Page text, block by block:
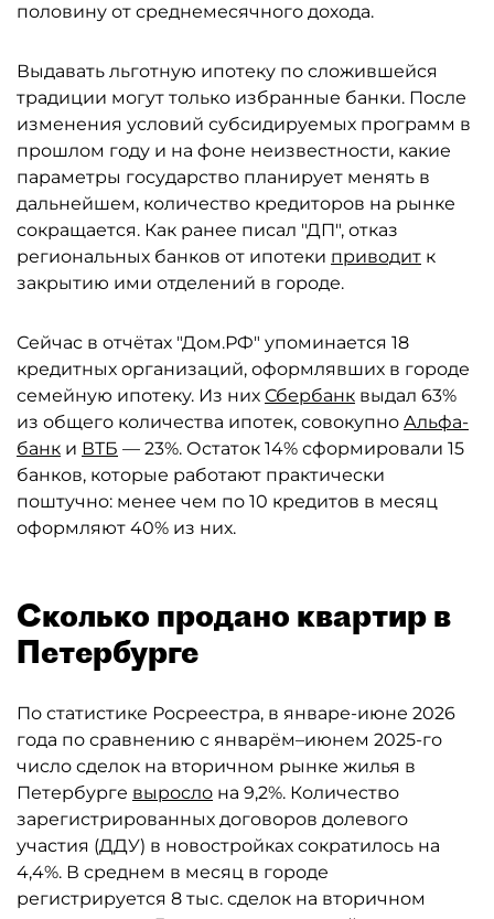
половину от среднемесячного дохода.
Выдавать льготную ипотеку по сложившейся
традиции могут только избранные банки. После
изменения условий субсидируемых программ в
прошлом году и на фоне неизвестности, какие
параметры государство планирует менять в
дальнейшем, количество кредиторов на рынке
сокращается. Как ранее писал "ДП", отказ
региональных банков от ипотеки приводит к
закрытию ими отделений в городе.
Сейчас в отчётах "Дом.РФ" упоминается 18
кредитных организаций, оформлявших в городе
семейную ипотеку. Из них Сбербанк выдал 63%
из общего количества ипотек, совокупно Альфа-
банк и ВТБ — 23%. Остаток 14% сформировали 15
банков, которые работают практически
поштучно: менее чем по 10 кредитов в месяц
оформляют 40% из них.
Сколько продано квартир в
Петербурге
По статистике Росреестра, в январе-июне 2026
года по сравнению с январём–июнем 2025-го
число сделок на вторичном рынке жилья в
Петербурге выросло на 9,2%. Количество
зарегистрированных договоров долевого
участия (ДДУ) в новостройках сократилось на
4,4%. В среднем в месяц в городе
регистрируется 8 тыс. сделок на вторичном